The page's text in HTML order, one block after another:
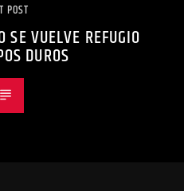
POST
SE VUELVE REFUGIO
DUROS